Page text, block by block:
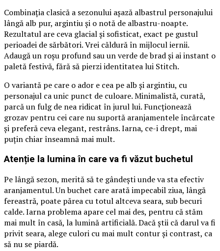
Combinația clasică a sezonului așază albastrul personajului
lângă alb pur, argintiu și o notă de albastru-noapte.
Rezultatul are ceva glacial și sofisticat, exact pe gustul
perioadei de sărbători. Vrei căldură în mijlocul iernii.
Adaugă un roșu profund sau un verde de brad și ai instant o
paletă festivă, fără să pierzi identitatea lui Stitch.
O variantă pe care o ador e cea pe alb și argintiu, cu
personajul ca unic punct de culoare. Minimalistă, curată,
parcă un fulg de nea ridicat în jurul lui. Funcționează
grozav pentru cei care nu suportă aranjamentele încărcate
și preferă ceva elegant, restrâns. Iarna, ce-i drept, mai
puțin chiar înseamnă mai mult.
Atenție la lumina în care va fi văzut buchetul
Pe lângă sezon, merită să te gândești unde va sta efectiv
aranjamentul. Un buchet care arată impecabil ziua, lângă
fereastră, poate părea cu totul altceva seara, sub becuri
calde. Iarna problema apare cel mai des, pentru că stăm
mai mult în casă, la lumină artificială. Dacă știi că darul va fi
privit seara, alege culori cu mai mult contur și contrast, ca
să nu se piardă.